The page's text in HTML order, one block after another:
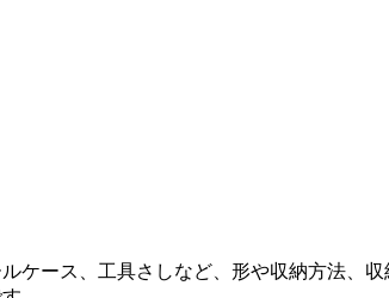
ケース、工具さしなど、形や収納方法、